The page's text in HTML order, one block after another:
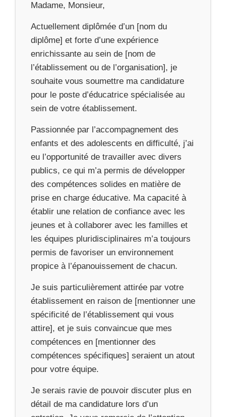
Madame, Monsieur,
Actuellement diplômée d’un [nom du
diplôme] et forte d’une expérience
enrichissante au sein de [nom de
l’établissement ou de l’organisation], je
souhaite vous soumettre ma candidature
pour le poste d’éducatrice spécialisée au
sein de votre établissement.
Passionnée par l’accompagnement des
enfants et des adolescents en difficulté, j’ai
eu l’opportunité de travailler avec divers
publics, ce qui m’a permis de développer
des compétences solides en matière de
prise en charge éducative. Ma capacité à
établir une relation de confiance avec les
jeunes et à collaborer avec les familles et
les équipes pluridisciplinaires m’a toujours
permis de favoriser un environnement
propice à l’épanouissement de chacun.
Je suis particulièrement attirée par votre
établissement en raison de [mentionner une
spécificité de l’établissement qui vous
attire], et je suis convaincue que mes
compétences en [mentionner des
compétences spécifiques] seraient un atout
pour votre équipe.
Je serais ravie de pouvoir discuter plus en
détail de ma candidature lors d’un